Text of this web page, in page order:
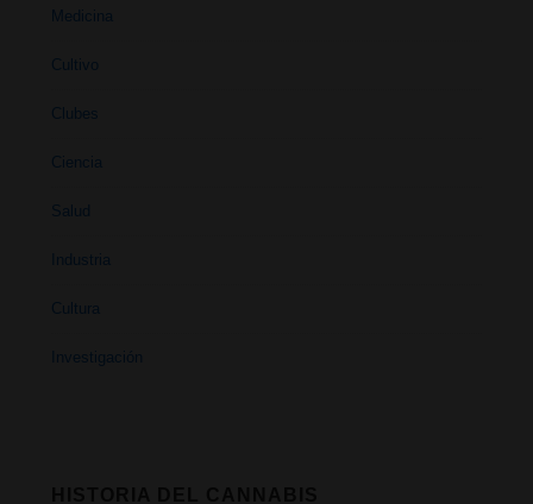
Medicina
Cultivo
Clubes
Ciencia
Salud
Industria
Cultura
Investigación